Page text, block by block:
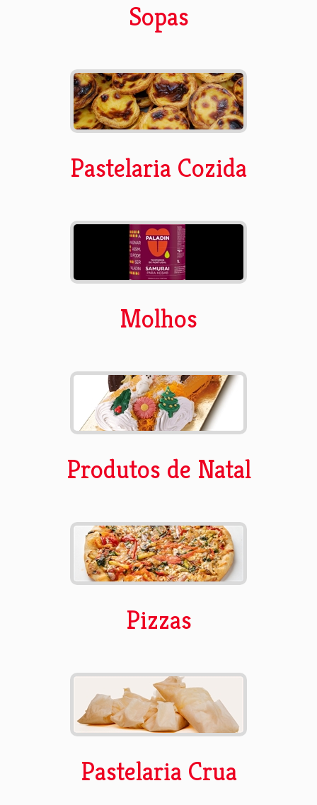
Sopas
Pastelaria Cozida
Molhos
Produtos de Natal
Pizzas
Pastelaria Crua